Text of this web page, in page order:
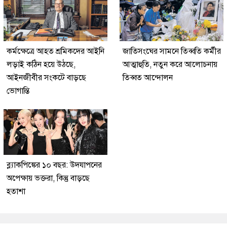
কর্মক্ষেত্রে আহত শ্রমিকদের আইনি
লড়াই কঠিন হয়ে উঠছে,
আইনজীবীর সংকটে বাড়ছে
ভোগান্তি
জাতিসংঘের সামনে তিব্বতি কর্মীর
আত্মাহুতি, নতুন করে আলোচনায়
তিব্বত আন্দোলন
ব্ল্যাকপিঙ্কের ১০ বছর: উদযাপনের
অপেক্ষায় ভক্তরা, কিন্তু বাড়ছে
হতাশা